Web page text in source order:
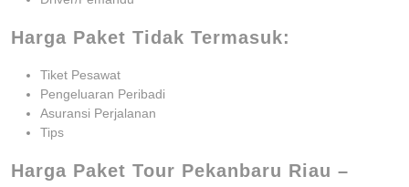
Harga Paket Tidak Termasuk:
Tiket Pesawat
Pengeluaran Peribadi
Asuransi Perjalanan
Tips
Harga Paket Tour Pekanbaru Riau –